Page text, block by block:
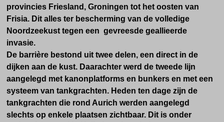
provincies Friesland, Groningen tot het oosten van
Frisia. Dit alles ter bescherming van de volledige
Noordzeekust tegen een gevreesde geallieerde
invasie.
De barrière bestond uit twee delen, een direct in de
dijken aan de kust. Daarachter werd de tweede lijn
aangelegd met kanonplatforms en bunkers en met een
systeem van tankgrachten. Heden ten dage zijn de
tankgrachten die rond Aurich werden aangelegd
slechts op enkele plaatsen zichtbaar. Dit is onder